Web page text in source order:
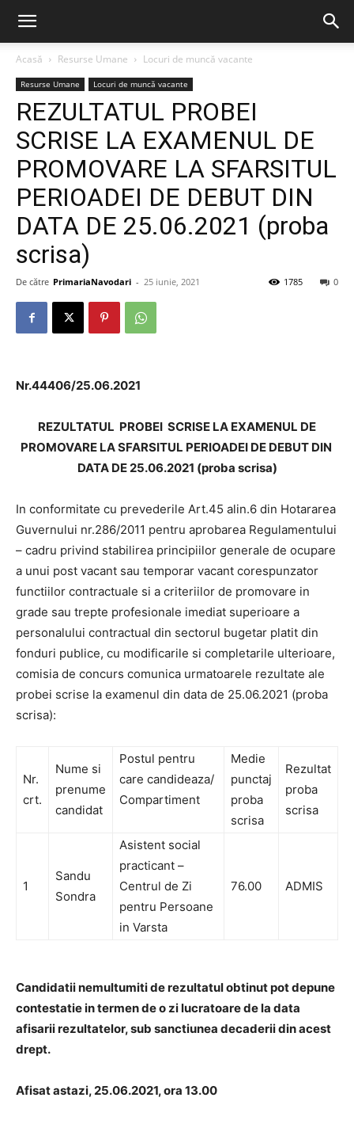
Acasă Resurse Umane Locuri de muncă vacante
Resurse Umane Locuri de muncă vacante
REZULTATUL PROBEI
SCRISE LA EXAMENUL DE
PROMOVARE LA SFARSITUL
PERIOADEI DE DEBUT DIN
DATA DE 25.06.2021 (proba
scrisa)
De către PrimariaNavodari - 25 iunie, 2021 0
1785
Nr.44406/25.06.2021
REZULTATUL PROBEI SCRISE LA EXAMENUL DE
PROMOVARE LA SFARSITUL PERIOADEI DE DEBUT DIN
DATA DE 25.06.2021 (proba scrisa)
In conformitate cu prevederile Art.45 alin.6 din Hotararea
Guvernului nr.286/2011 pentru aprobarea Regulamentului
– cadru privind stabilirea principiilor generale de ocupare
a unui post vacant sau temporar vacant corespunzator
functiilor contractuale si a criteriilor de promovare in
grade sau trepte profesionale imediat superioare a
personalului contractual din sectorul bugetar platit din
fonduri publice, cu modificarile si completarile ulterioare,
comisia de concurs comunica urmatoarele rezultate ale
probei scrise la examenul din data de 25.06.2021 (proba
scrisa):
Nr.
crt.
Nume si
prenume
candidat
Postul pentru
care candideaza/
Compartiment
Medie
punctaj
proba
scrisa
Rezultat
proba
scrisa
1
Sandu
Sondra
Asistent social
practicant –
Centrul de Zi
pentru Persoane
in Varsta
76.00 ADMIS
Candidatii nemultumiti de rezultatul obtinut pot depune
contestatie in termen de o zi lucratoare de la data
afisarii rezultatelor, sub sanctiunea decaderii din acest
drept.
Afisat astazi, 25.06.2021, ora 13.00